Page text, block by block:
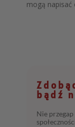
mogą napisać
bądź
Nie